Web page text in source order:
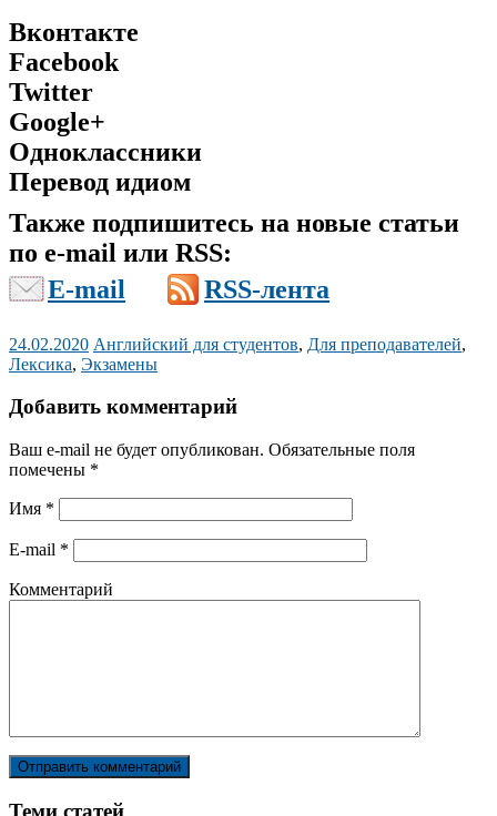
Вконтакте
Facebook
Twitter
Google+
Одноклассники
Перевод идиом
Также подпишитесь на новые статьи
по e-mail или RSS:
E-mail
RSS-лента
24.02.2020 Английский для студентов, Для преподавателей,
Лексика, Экзамены
Добавить комментарий
Ваш e-mail не будет опубликован. Обязательные поля
помечены *
Имя *
E-mail *
Комментарий
Теми статей